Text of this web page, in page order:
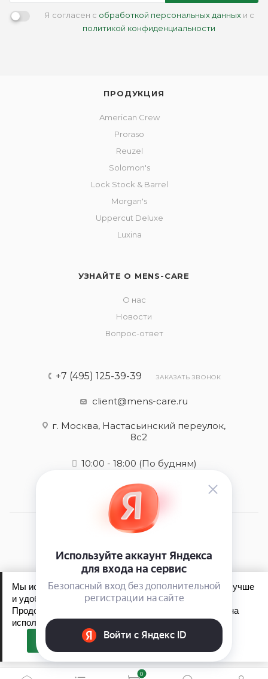
Я согласен с обработкой персональных данныхи с
политикой конфиденциальности
ПРОДУКЦИЯ
American Crew
Proraso
Reuzel
Solomon's
Lock Stock & Barrel
Morgan's
Uppercut Deluxe
Luxina
УЗНАЙТЕ О MENS-CARE
О нас
Новости
Вопрос-ответ
+7 (495) 125-39-39 ЗАКАЗАТЬ ЗВОНОК
client@mens-care.ru
г. Москва, Настасьинский переулок,
8с2
10:00 - 18:00 (По будням)
2026 © Mens-care - интернет-магазин
Обработка персональных данных
Политика конфиденциальности
0
Мы используем файлы cookie, чтобы сайт работал лучше
и удобнее для вас.
Продолжая пользоваться сайтом, вы соглашаетесь на
использование файлов cookie.
Принять